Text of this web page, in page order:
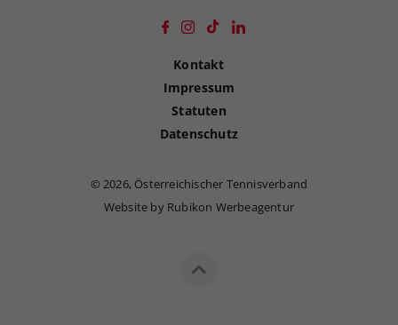
Kontakt
Impressum
Statuten
Datenschutz
©2026, Österreichischer Tennisverband
Website by Rubikon Werbeagentur